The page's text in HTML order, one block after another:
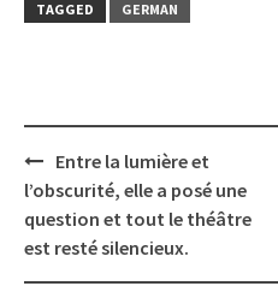
TAGGED
GERMAN
Post
navigation
Entre la lumière et
l’obscurité, elle a posé une
question et tout le théâtre
est resté silencieux.